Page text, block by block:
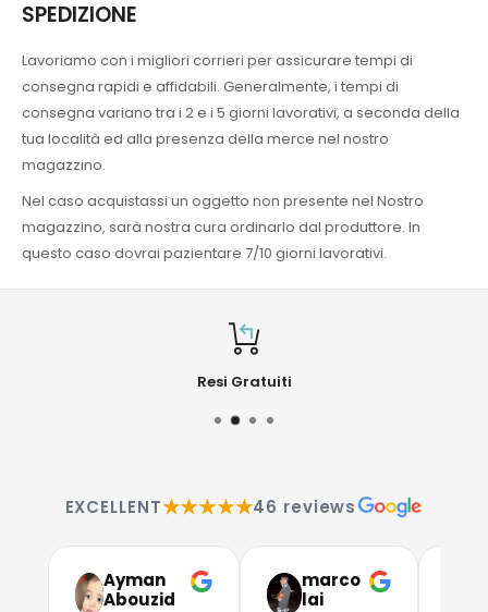
SPEDIZIONE
Lavoriamo con i migliori corrieri per assicurare tempi di
consegna rapidi e affidabili. Generalmente, i tempi di
consegna variano tra i 2 e i 5 giorni lavorativi, a seconda della
tua località ed alla presenza della merce nel nostro
magazzino.
Nel caso acquistassi un oggetto non presente nel Nostro
magazzino, sarà nostra cura ordinarlo dal produttore. In
questo caso dovrai pazientare 7/10 giorni lavorativi.
Resi Gratuiti
EXCELLENT★★★★★46 reviews
Ayman
Abouzid
marco
lai